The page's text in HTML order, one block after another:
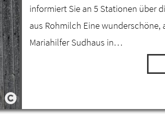
informiert Sie an 5 Stationen über
aus Rohmilch Eine
Mariahilfer Sudhaus in…